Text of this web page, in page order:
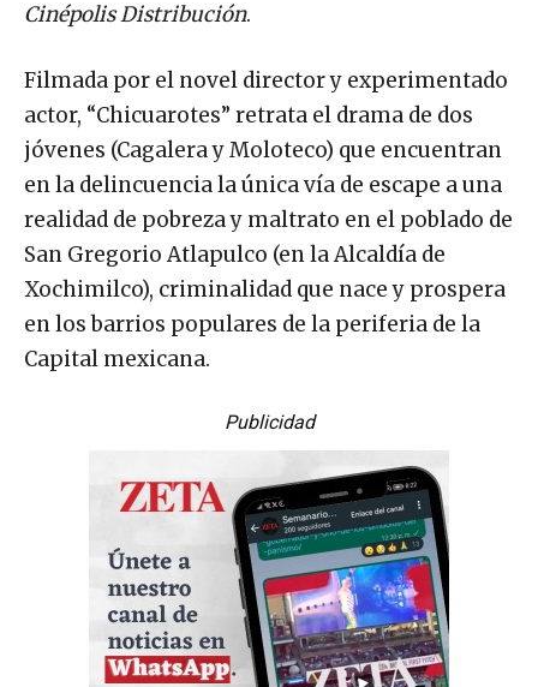
Cinépolis Distribución.
Filmada por el novel director y experimentado
actor, “Chicuarotes” retrata el drama de dos
jóvenes (Cagalera y Moloteco) que encuentran
en la delincuencia la única vía de escape a una
realidad de pobreza y maltrato en el poblado de
San Gregorio Atlapulco (en la Alcaldía de
Xochimilco), criminalidad que nace y prospera
en los barrios populares de la periferia de la
Capital mexicana.
Publicidad